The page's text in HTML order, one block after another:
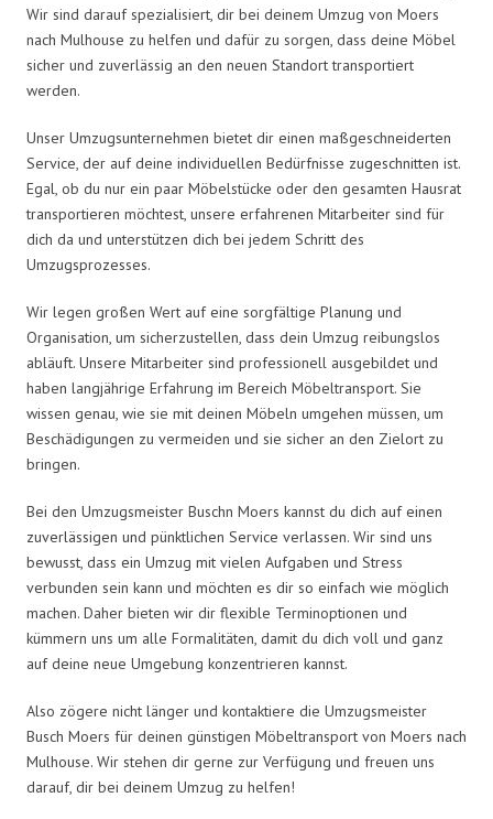
Wir sind darauf spezialisiert, dir bei deinem Umzug von Moers
nach Mulhouse zu helfen und dafür zu sorgen, dass deine Möbel
sicher und zuverlässig an den neuen Standort transportiert
werden.
Unser Umzugsunternehmen bietet dir einen maßgeschneiderten
Service, der auf deine individuellen Bedürfnisse zugeschnitten ist.
Egal, ob du nur ein paar Möbelstücke oder den gesamten Hausrat
transportieren möchtest, unsere erfahrenen Mitarbeiter sind für
dich da und unterstützen dich bei jedem Schritt des
Umzugsprozesses.
Wir legen großen Wert auf eine sorgfältige Planung und
Organisation, um sicherzustellen, dass dein Umzug reibungslos
abläuft. Unsere Mitarbeiter sind professionell ausgebildet und
haben langjährige Erfahrung im Bereich Möbeltransport. Sie
wissen genau, wie sie mit deinen Möbeln umgehen müssen, um
Beschädigungen zu vermeiden und sie sicher an den Zielort zu
bringen.
Bei den Umzugsmeister Buschn Moers kannst du dich auf einen
zuverlässigen und pünktlichen Service verlassen. Wir sind uns
bewusst, dass ein Umzug mit vielen Aufgaben und Stress
verbunden sein kann und möchten es dir so einfach wie möglich
machen. Daher bieten wir dir flexible Terminoptionen und
kümmern uns um alle Formalitäten, damit du dich voll und ganz
auf deine neue Umgebung konzentrieren kannst.
Also zögere nicht länger und kontaktiere die Umzugsmeister
Busch Moers für deinen günstigen Möbeltransport von Moers nach
Mulhouse. Wir stehen dir gerne zur Verfügung und freuen uns
darauf, dir bei deinem Umzug zu helfen!